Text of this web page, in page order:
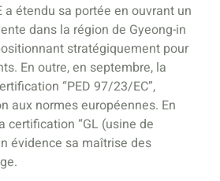
a étendu sa portée en ouvrant un
dans la région de Gyeong-in
stratégiquement pour
En outre, en septembre, la
“PED 97/23/EC”,
aux normes européennes. En
certification “GL (usine de
évidence sa maîtrise des